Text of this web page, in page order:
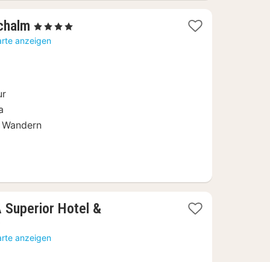
1
Nacht
, 4 Sterne
anzeigen
Superior Hotel &
anzeigen